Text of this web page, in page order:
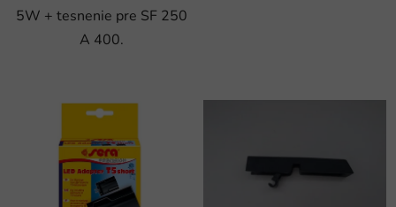
5W + tesnenie pre SF 250
A 400.